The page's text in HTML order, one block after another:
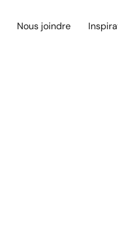
Nous joindre